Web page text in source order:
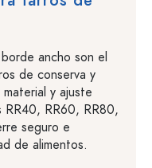
ancho son el
de conserva y
y ajuste
RR40, RR60, RR80,
seguro e
de alimentos.